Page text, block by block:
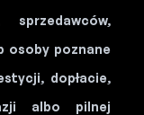
osoby poznane
dopłacie,
albo pilnej